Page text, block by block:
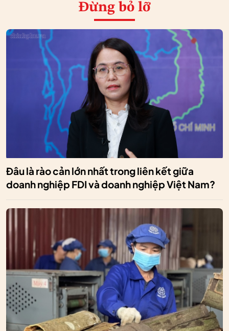
Đừng bỏ lỡ
Đâu là rào cản lớn nhất trong liên kết giữa
doanh nghiệp FDI và doanh nghiệp Việt Nam?